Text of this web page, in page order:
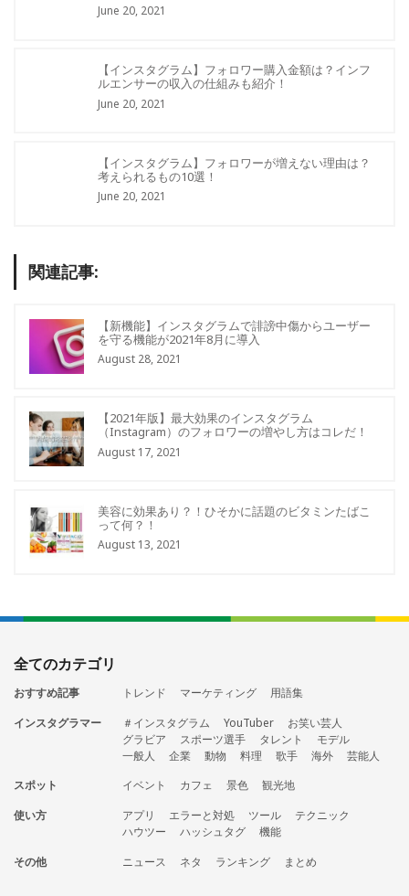
June 20, 2021
【インスタグラム】フォロワー購入金額は？インフ
ルエンサーの収入の仕組みも紹介！
June 20, 2021
【インスタグラム】フォロワーが増えない理由は？
考えられるもの10選！
June 20, 2021
関連記事:
【新機能】インスタグラムで誹謗中傷からユーザー
を守る機能が2021年8月に導入
August 28, 2021
【2021年版】最大効果のインスタグラム
（Instagram）のフォロワーの増やし方はコレだ！
August 17, 2021
美容に効果あり？！ひそかに話題のビタミンたばこ
って何？！
August 13, 2021
全てのカテゴリ
おすすめ記事 トレンド マーケティング
用語集
インスタグラマー
＃インスタグラム YouTuber
お笑い芸人
グラビア
スポーツ選手 タレント
モデル
一般人
企業 動物 料理 歌手 海外
芸能人
スポット
イベント カフェ 景色
観光地
使い方
アプリ エラーと対処 ツール
テクニック
ハウツー
ハッシュタグ
機能
その他
ニュース ネタ ランキング まとめ